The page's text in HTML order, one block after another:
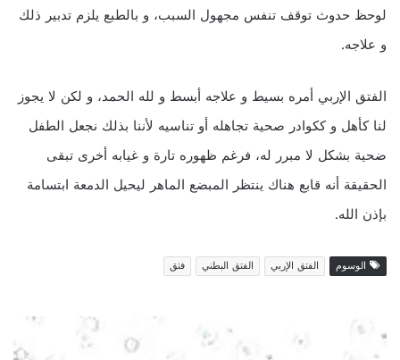
لوحظ حدوث توقف تنفس مجهول السبب، و بالطبع يلزم تدبير ذلك
و علاجه.
الفتق الإربي أمره بسيط و علاجه أبسط و لله الحمد، و لكن لا يجوز
لنا كأهل و ككوادر صحية تجاهله أو تناسيه لأننا بذلك نجعل الطفل
ضحية بشكل لا مبرر له، فرغم ظهوره تارة و غيابه أخرى تبقى
الحقيقة أنه قابع هناك ينتظر المبضع الماهر ليحيل الدمعة ابتسامة
بإذن الله.
الوسوم الفتق الإربي الفتق البطني فتق
ا